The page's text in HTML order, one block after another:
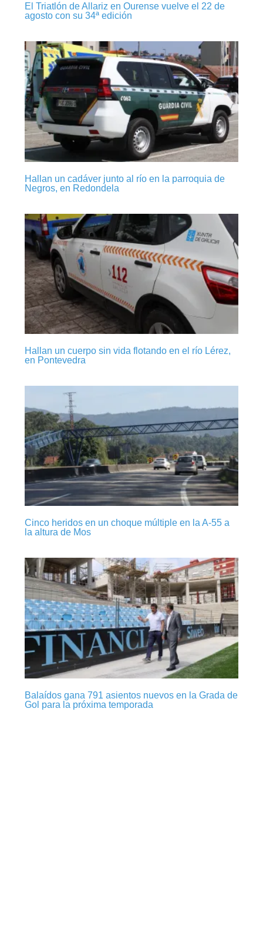
El Triatlón de Allariz en Ourense vuelve el 22 de
agosto con su 34ª edición
Hallan un cadáver junto al río en la parroquia de
Negros, en Redondela
Hallan un cuerpo sin vida flotando en el río Lérez,
en Pontevedra
Cinco heridos en un choque múltiple en la A-55 a
la altura de Mos
Balaídos gana 791 asientos nuevos en la Grada de
Gol para la próxima temporada